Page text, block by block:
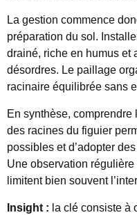
La gestion commence
préparation du sol.
drainé, riche en humus et
désordres. Le paillage
racinaire équilibrée sans
En synthèse, comprendre
des racines du figuier
possibles et d’adopter
Une observation
limitent bien souvent
Insight : la clé consiste à